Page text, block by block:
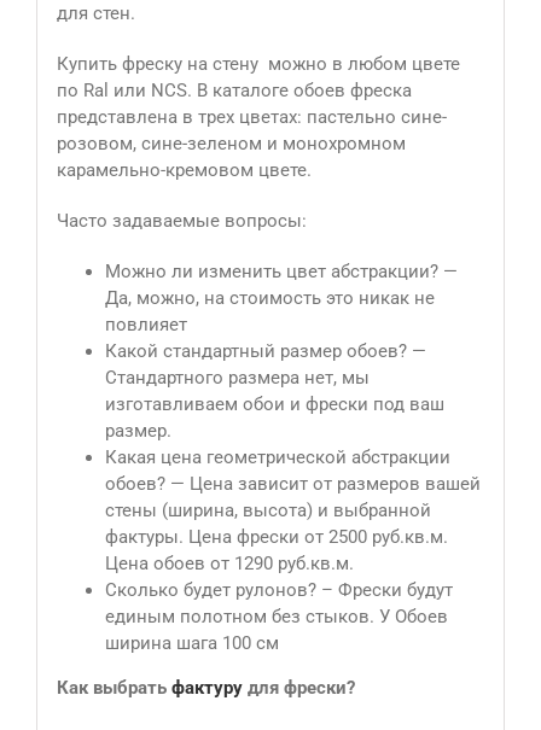
для стен.
Купить фреску на стену можно в любом цвете
по Ral или NCS. В каталоге обоев фреска
представлена в трех цветах: пастельно сине-
розовом, сине-зеленом и монохромном
карамельно-кремовом цвете.
Часто задаваемые вопросы:
Можно ли изменить цвет абстракции? —
Да, можно, на стоимость это никак не
повлияет
Какой стандартный размер обоев? —
Стандартного размера нет, мы
изготавливаем обои и фрески под ваш
размер.
Какая цена геометрической абстракции
обоев? — Цена зависит от размеров вашей
стены (ширина, высота) и выбранной
фактуры. Цена фрески от 2500 руб.кв.м.
Цена обоев от 1290 руб.кв.м.
Сколько будет рулонов? – Фрески будут
единым полотном без стыков. У Обоев
ширина шага 100 см
Как выбрать фактурудля фрески?